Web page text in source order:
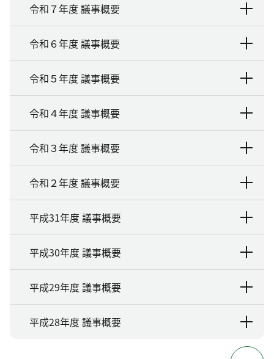
令和７年度 議事概要
令和６年度 議事概要
令和５年度 議事概要
令和４年度 議事概要
令和３年度 議事概要
令和２年度 議事概要
平成31年度 議事概要
平成30年度 議事概要
平成29年度 議事概要
平成28年度 議事概要